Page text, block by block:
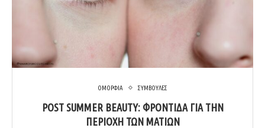
ΟΜΟΡΦΙΑ ΣΥΜΒΟΥΛΕΣ
POST SUMMER BEAUTY: ΦΡΟΝΤΙΔΑ ΓΙΑ ΤΗΝ
ΠΕΡΙΟΧΗ ΤΩΝ ΜΑΤΙΩΝ